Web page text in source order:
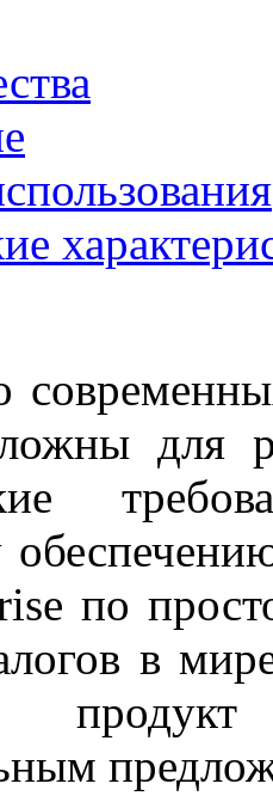
для
по
в